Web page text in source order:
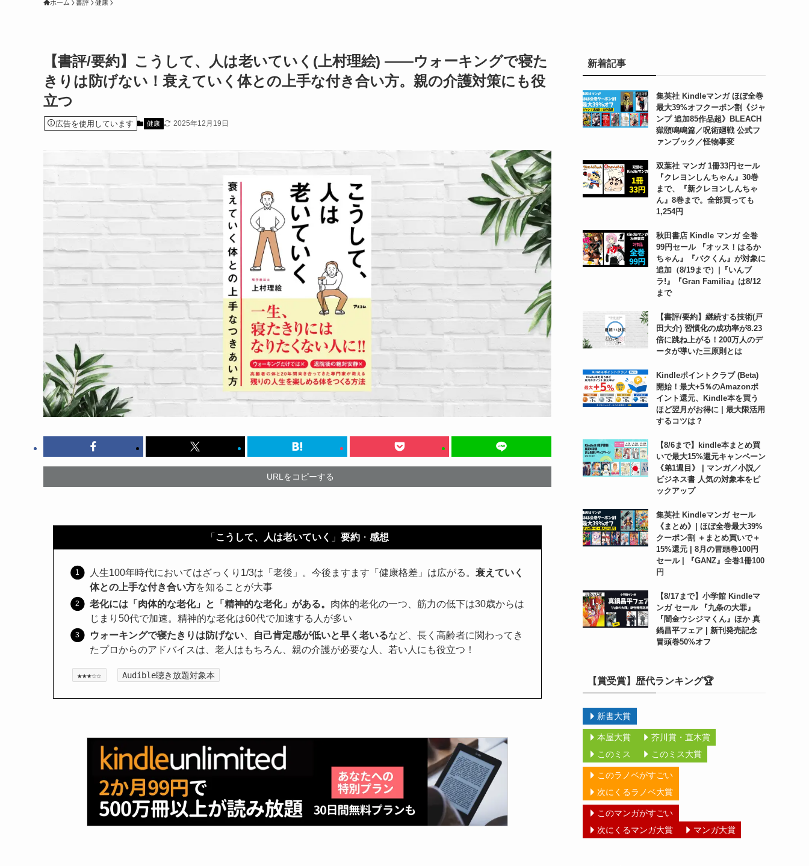
ホーム 書評 健康
【書評/要約】こうして、人は老いていく(上村理絵) ——ウォーキングで寝た
きりは防げない！衰えていく体との上手な付き合い方。親の介護対策にも役
立つ
広告を使用しています 健康 2025年12月19日
URLをコピーする
「 こうして、人は老いていく 」 要約 ・ 感想
人生100年時代においてはざっくり1/3は「老後」。今後ますます「健康格差」は広がる。 衰えていく
体との上手な付き合い方を知ることが大事
老化には「肉体的な老化」と「精神的な老化」がある。 肉体的老化の一つ、筋力の低下は30歳からは
じまり50代で加速。精神的な老化は60代で加速する人が多い
ウォーキングで寝たきりは防げない
自己肯定感が低いと早く老いるなど、長く高齢者に関わってき
たプロからのアドバイスは、老人はもちろん、親の介護が必要な人、若い人にも役立つ！
★★★☆☆ Audible聴き放題対象本
新着記事
集英社 Kindleマンガ ほぼ全巻
最大39%オフクーポン割《ジャ
ンプ 追加85作品超》BLEACH
獄頤鳴鳴篇／呪術廻戦 公式フ
ァンブック／怪物事変
双葉社 マンガ 1冊33円セール
『クレヨンしんちゃん』30巻
まで、『新クレヨンしんちゃ
ん』8巻まで。全部買っても
1,254円
秋田書店 Kindle マンガ 全巻
99円セール 『オッス！はるか
ちゃん』『バクくん』が対象に
追加（8/19まで）|『いんブ
ラ!』『Gran Familia』は8/12
まで
【書評/要約】継続する技術(戸
田大介) 習慣化の成功率が8.23
倍に跳ね上がる！200万人のデ
ータが導いた三原則とは
Kindleポイントクラブ (Beta)
開始！最大+5％のAmazonポ
イント還元、Kindle本を買う
ほど翌月がお得に | 最大限活用
するコツは？
【8/6まで】kindle本まとめ買
いで最大15%還元キャンペーン
《弟1週目》 | マンガ／小説／
ビジネス書 人気の対象本をピ
ックアップ
集英社 Kindleマンガ セール
《まとめ》| ほぼ全巻最大39%
クーポン割 ＋まとめ買いで＋
15%還元 | 8月の冒頭巻100円
セール | 『GANZ』全巻1冊100
円
【8/17まで】小学館 Kindleマ
ンガ セール 『九条の大罪』
『闇金ウシジマくん』ほか 真
鍋昌平フェア | 新刊発売記念
冒頭巻50%オフ
【賞受賞】歴代ランキング🏆
新書大賞
本屋大賞
芥川賞・直木賞
このミス
このミス大賞
このラノベがすごい
次にくるラノベ大賞
このマンガがすごい
次にくるマンガ大賞
マンガ大賞